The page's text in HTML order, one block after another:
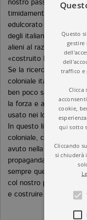
nostro passato
timidamente capolino
edulcorato e ricompare
degli italiani «brava
alieni al razzismo.
«costruito le strade».
Se la ricerca
coloniale italiano, a
ben poco sappiamo
la forza e ancora meno
usato nei loro confronti
In questo libro
coloniale,
avuto nella coscienza
propaganda, la
sempre quello
col nostro passato per
e costruire meglio il
Questo
gestire
traffico e
Clicca
cookie,
qui sotto
Cliccando
si chiuderà